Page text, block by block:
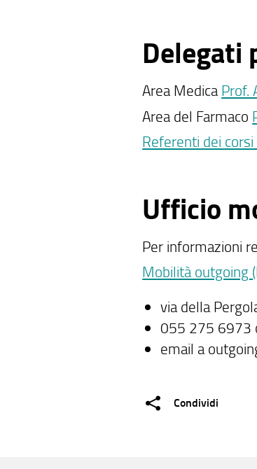
Delegati
Area MedicaProf.
Area del Farmaco
Referenti dei
Ufficio
Per informazioni
Mobilità outgoing
via della
055 275 6973
email a
Condividi